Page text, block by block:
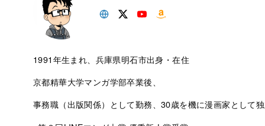
1991年生まれ、兵庫県明石市出身・在住
京都精華大学マンガ学部卒業後、
事務職（出版関係）として勤務、30歳を機に漫画家として